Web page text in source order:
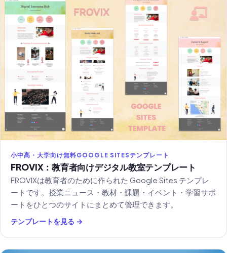
小中高・大学向け無料GOOGLE SITESテンプレート
FROVIX：教育者向けデジタル教室テンプレート
FROVIXは教育者のために作られた Google Sites テンプレ
ートです。授業ニュース・教材・課題・イベント・学習サポ
ートをひとつのサイトにまとめて管理できます。
テンプレートを見る →